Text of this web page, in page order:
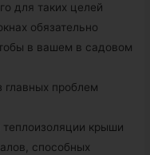
для таких целей
обязательно
в вашем в садовом
главных проблем
крыши
способных